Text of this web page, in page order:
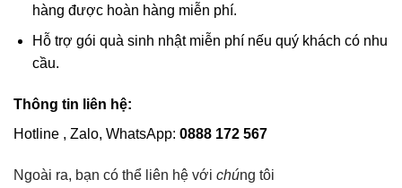
hàng được hoàn hàng miễn phí.
Hỗ trợ gói quà sinh nhật miễn phí nếu quý khách có nhu
cầu.
Thông tin liên hệ:
Hotline , Zalo, WhatsApp: 0888 172 567
Ngoài ra, bạn có thể liên hệ với chúng tôi